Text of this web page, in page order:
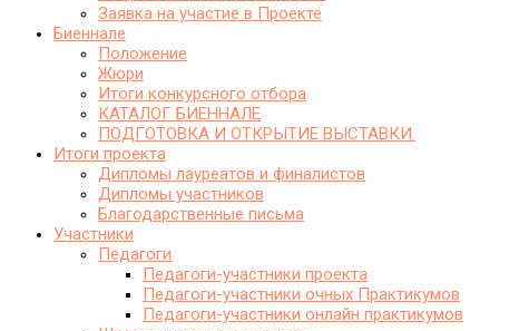
Заявка на участие в Проекте
Биеннале
Положение
Жюри
Итоги конкурсного отбора
КАТАЛОГ БИЕННАЛЕ
ПОДГОТОВКА И ОТКРЫТИЕ ВЫСТАВКИ.
Итоги проекта
Дипломы лауреатов и финалистов
Дипломы участников
Благодарственные письма
Участники
Педагоги
Педагоги-участники проекта
Педагоги-участники очных Практикумов
Педагоги-участники онлайн практикумов